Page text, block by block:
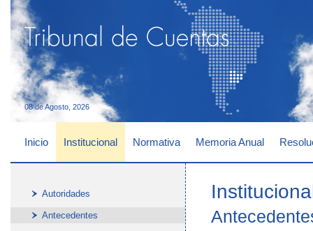
08 de Agosto, 2026
Inicio Institucional Normativa Memoria Anual
Autoridades
Antecedentes